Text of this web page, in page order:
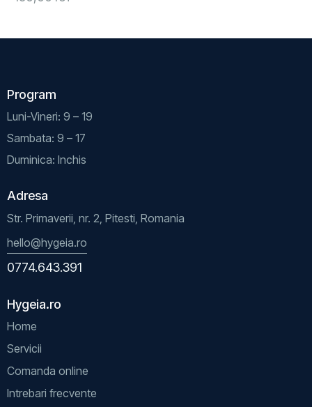
Program
Luni-Vineri: 9 – 19
Sambata: 9 – 17
Duminica: Inchis
Adresa
Str. Primaverii, nr. 2, Pitesti, Romania
hello@hygeia.ro
0774.643.391
Hygeia.ro
Home
Servicii
Comanda online
Intrebari frecvente